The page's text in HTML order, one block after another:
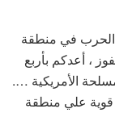
الحرب في منطقة
، أعدكم بأربع
الأمريكية ….
علي منطقة